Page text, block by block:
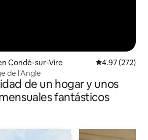
Condé-sur-Vire Calificación
4.97 (272)
de l'Angle
de un hogar y unos
fantásticos